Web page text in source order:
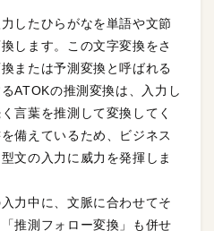
したひらがなを単語や文節
します。この文字変換をさ
または予測変換と呼ばれる
ATOKの推測変換は、入力し
言葉を推測して変換してく
備えているため、ビジネス
文の入力に威力を発揮しま
力中に、文脈に合わせてそ
推測フォロー変換」も併せ